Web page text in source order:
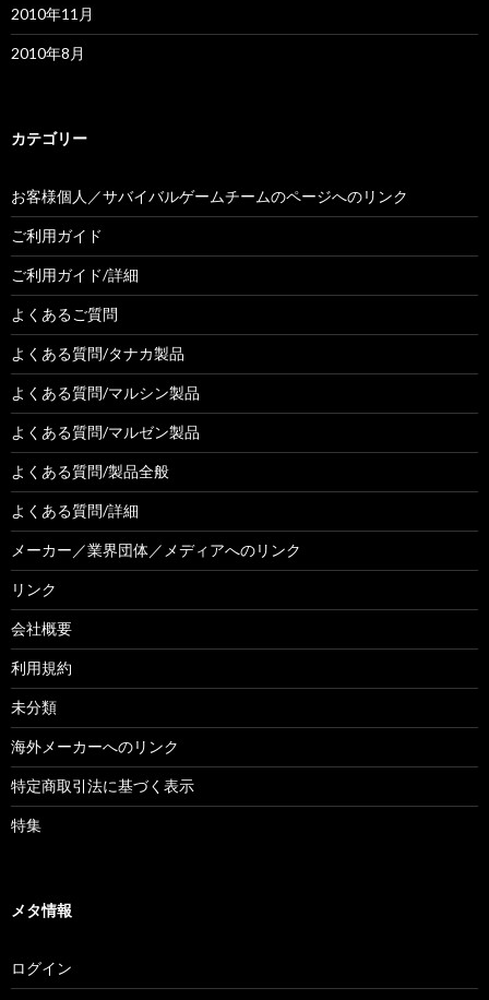
2010年11月
2010年8月
カテゴリー
お客様個人／サバイバルゲームチームのページへのリンク
ご利用ガイド
ご利用ガイド/詳細
よくあるご質問
よくある質問/タナカ製品
よくある質問/マルシン製品
よくある質問/マルゼン製品
よくある質問/製品全般
よくある質問/詳細
メーカー／業界団体／メディアへのリンク
リンク
会社概要
利用規約
未分類
海外メーカーへのリンク
特定商取引法に基づく表示
特集
メタ情報
ログイン